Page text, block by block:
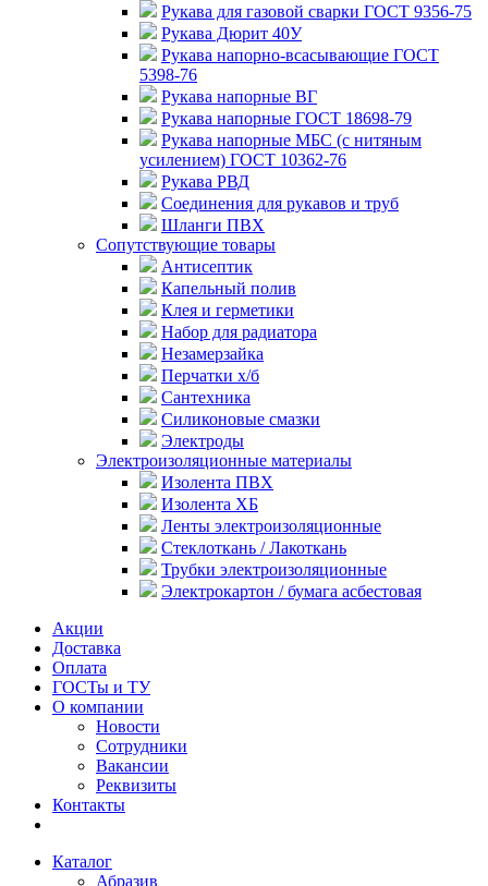
Рукава для газовой сварки ГОСТ 9356-75
Рукава Дюрит 40У
Рукава напорно-всасывающие ГОСТ
5398-76
Рукава напорные ВГ
Рукава напорные ГОСТ 18698-79
Рукава напорные МБС (с нитяным
усилением) ГОСТ 10362-76
Рукава РВД
Соединения для рукавов и труб
Шланги ПВХ
Сопутствующие товары
Антисептик
Капельный полив
Клея и герметики
Набор для радиатора
Незамерзайка
Перчатки х/б
Сантехника
Силиконовые смазки
Электроды
Электроизоляционные материалы
Изолента ПВХ
Изолента ХБ
Ленты электроизоляционные
Стеклоткань / Лакоткань
Трубки электроизоляционные
Электрокартон / бумага асбестовая
Акции
Доставка
Оплата
ГОСТы и ТУ
О компании
Новости
Сотрудники
Вакансии
Реквизиты
Контакты
Каталог
Абразив